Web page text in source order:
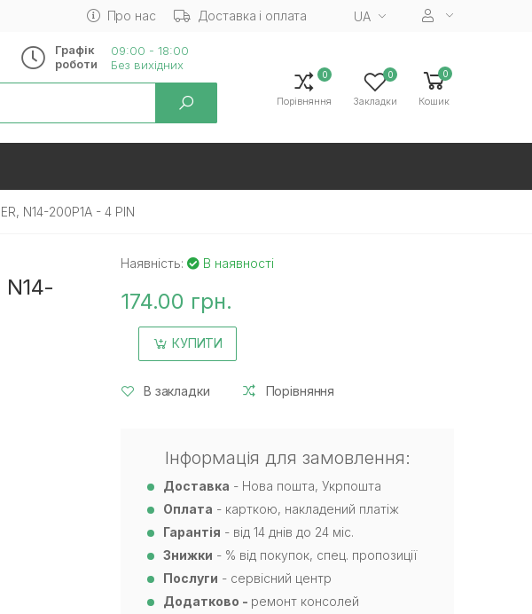
Про нас Доставка і оплата UA
Графік
роботи
09:00 - 18:00
Без вихiдних
0
Порівняння
0
Закладки
0
Кошик
N14-200P1A - 4 PIN
N14-
Наявність: В наявності
174.00 грн.
КУПИТИ
В закладки Порівняння
Інформація для замовлення:
Доставка - Нова пошта, Укрпошта
Оплата - карткою, накладений платіж
Гарантія - від 14 днів до 24 міс.
Знижки - % від покупок, спец. пропозиції
Послуги - сервісний центр
Додатково - ремонт консолей